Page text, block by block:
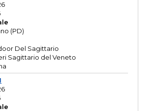
(PD)
Del Sagittario
Sagittario del Veneto